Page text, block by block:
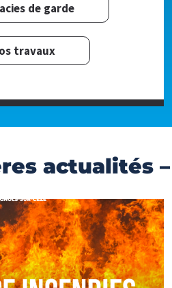
de garde
travaux
actualités –